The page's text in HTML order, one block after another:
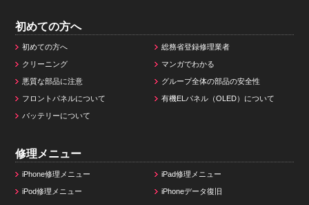
初めての方へ
初めての方へ 総務省登録修理業者
クリーニング マンガでわかる
悪質な部品に注意 グループ全体の部品の安全性
フロントパネルについて 有機ELパネル（OLED）について
バッテリーについて
修理メニュー
iPhone修理メニュー iPad修理メニュー
iPod修理メニュー iPhoneデータ復旧